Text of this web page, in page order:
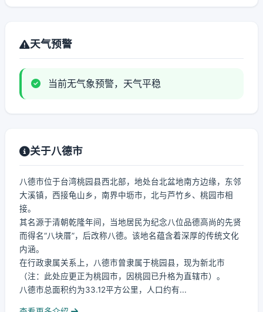
天气预警
当前无气象预警，天气平稳
关于八德市
八德市位于台湾桃园县西北部，地处台北盆地南方边缘，东邻
大溪镇，西接龟山乡，南界中坜市，北与芦竹乡、桃园市相
接。
其名源于清朝乾隆年间，当地居民为纪念八位品德高尚的先贤
而得名“八块厝”，后改称八德。该地名蕴含着深厚的传统文化
内涵。
在行政隶属关系上，八德市曾隶属于桃园县，现为新北市
（注：此处应更正为桃园市，因桃园已升格为直辖市）。
八德市总面积约为33.12平方公里，人口约有...